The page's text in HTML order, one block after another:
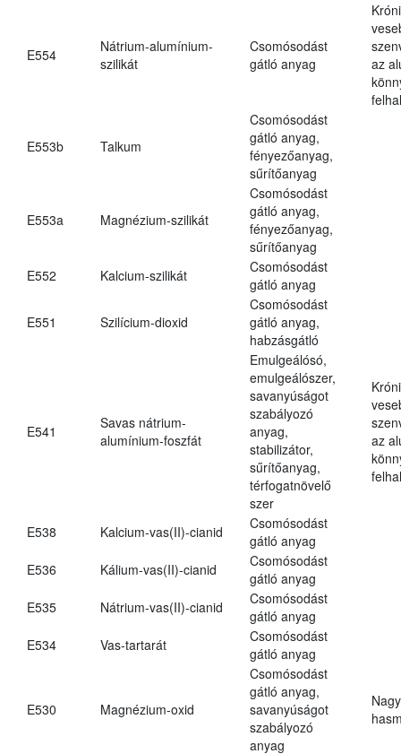
E554
Nátrium-alumínium-
szilikát
Csomósodást
gátló anyag
az
E553b Talkum
Csomósodást
gátló anyag,
fényezőanyag,
sűrítőanyag
E553a Magnézium-szilikát
Csomósodást
gátló anyag,
fényezőanyag,
sűrítőanyag
E552
Kalcium-szilikát
Csomósodást
gátló anyag
E551 Szilícium-dioxid
Csomósodást
gátló anyag,
habzásgátló
E541
Savas nátrium-
alumínium-foszfát
Emulgeálósó,
emulgeálószer,
savanyúságot
szabályozó
anyag,
stabilizátor,
sűrítőanyag,
térfogatnövelő
szer
az
E538 Kalcium-vas(II)-cianid
Csomósodást
gátló anyag
E536
Kálium-vas(II)-cianid
Csomósodást
gátló anyag
E535
Nátrium-vas(II)-cianid
Csomósodást
gátló anyag
E534
Vas-tartarát
Csomósodást
gátló anyag
E530 Magnézium-oxid
Csomósodást
gátló anyag,
savanyúságot
szabályozó
anyag